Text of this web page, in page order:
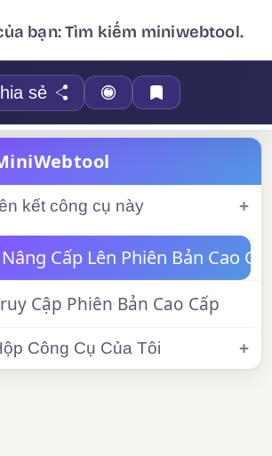
bạn: Tìm kiếm miniwebtool.
sẻ
kết công cụ này
Nâng Cấp Lên Phiên Bản Cao
Cập Phiên Bản Cao Cấp
Công Cụ Của Tôi